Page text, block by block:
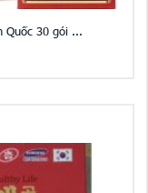
Quốc 30 gói ...